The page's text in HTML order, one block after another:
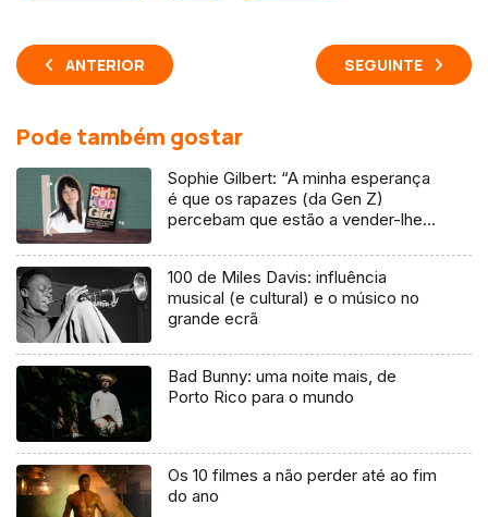
ANTERIOR SEGUINTE
Pode também gostar
Sophie Gilbert: “A minha esperança
é que os rapazes (da Gen Z)
percebam que estão a vender-lhes
100 de Miles Davis: influência
musical (e cultural) e o músico no
grande ecrã
Bad Bunny: uma noite mais, de
Porto Rico para o mundo
Os 10 filmes a não perder até ao fim
do ano